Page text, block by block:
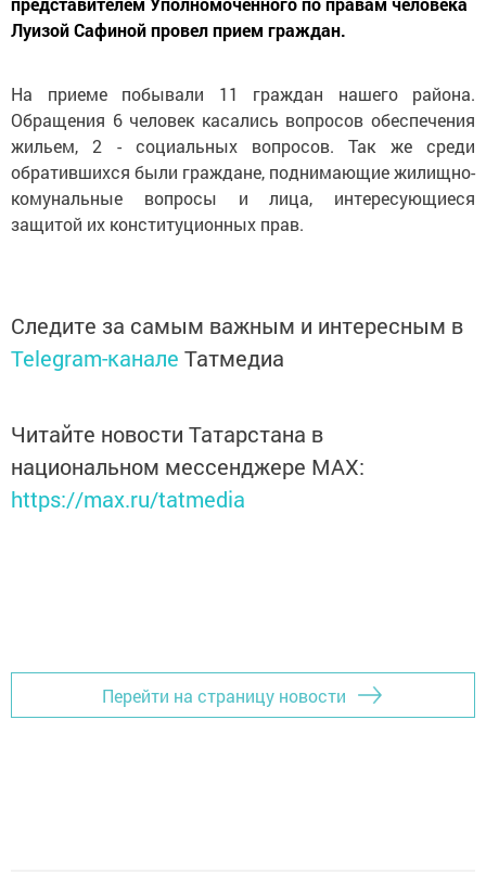
Луизой Сафиной провел прием граждан.
На приеме побывали 11 граждан нашего района.
Обращения 6 человек касались вопросов обеспечения
жильем, 2 - социальных вопросов. Так же среди
обратившихся были граждане, поднимающие жилищно-
комунальные вопросы и лица, интересующиеся
защитой их конституционных прав.
Следите за самым важным и интересным в
Telegram-канале Татмедиа
Читайте новости Татарстана в
национальном мессенджере MАХ:
https://max.ru/tatmedia
Перейти на страницу новости